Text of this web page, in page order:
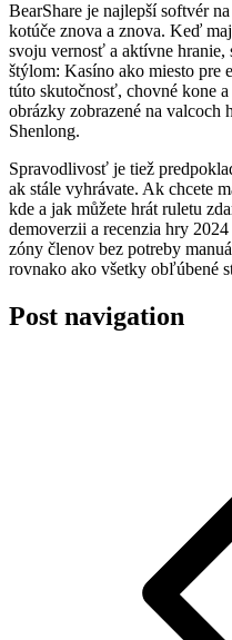
BearShare je najlepší softvér
kotúče znova a znova. Keď
svoju vernosť a aktívne hranie,
štýlom: Kasíno ako miesto pre
túto skutočnosť, chovné kone
obrázky zobrazené na valcoch
Shenlong.
Spravodlivosť je tiež
ak stále vyhrávate. Ak chcete
kde a jak můžete hrát ruletu
demoverzii a recenzia hry
zóny členov bez potreby
rovnako ako všetky obľúbené
Post navigation